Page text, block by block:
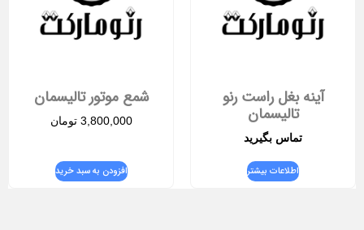
آینه بغل راست رنو
تالیسمان
تماس بگیرید
اطلاعات بیشتر
شمع موتور تالیسمان
3,800,000 تومان
افزودن به سبد خرید